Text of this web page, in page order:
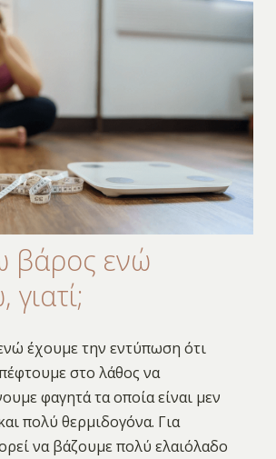
βάρος ενώ
έχουμε την εντύπωση ότι
στο λάθος να
φαγητά τα οποία είναι μεν
πολύ θερμιδογόνα. Για
να βάζουμε πολύ ελαιόλαδο